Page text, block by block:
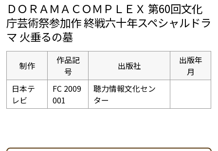
ＤＯＲＡＭＡＣＯＭＰＬＥＸ 第60回文化
庁芸術祭参加作 終戦六十年スペシャルドラ
マ 火垂るの墓
制作
作品記
号
出版社
出版年
月
日本テ
レビ
FC 2009
001
聴力情報文化セン
ター